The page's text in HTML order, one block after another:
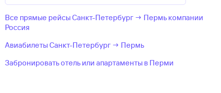
Все прямые рейсы Санкт-Петербург → Пермь компании
Россия
Авиабилеты Санкт-Петербург → Пермь
Забронировать отель или апартаменты в Перми